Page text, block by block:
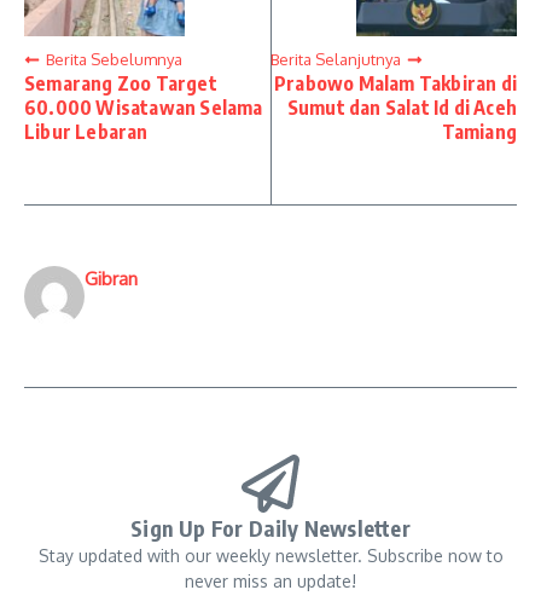
Berita Sebelumnya
Semarang Zoo Target
60.000 Wisatawan Selama
Libur Lebaran
Berita Selanjutnya
Prabowo Malam Takbiran di
Sumut dan Salat Id di Aceh
Tamiang
Gibran
Sign Up For Daily Newsletter
Stay updated with our weekly newsletter. Subscribe now to
never miss an update!